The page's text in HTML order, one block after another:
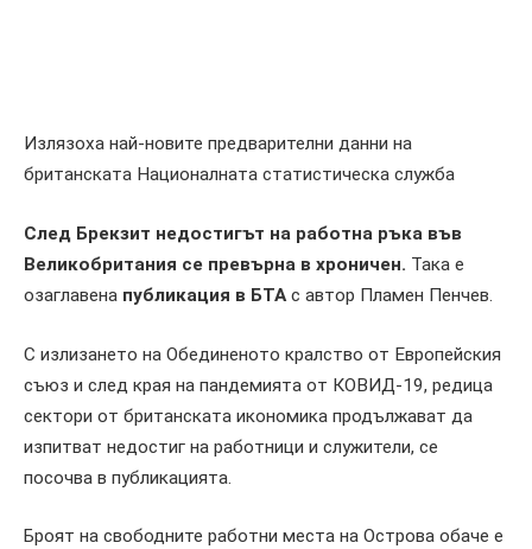
Излязоха най-новите предварителни данни на
британската Националната статистическа служба
След Брекзит недостигът на работна ръка във
Великобритания се превърна в хроничен. Така е
озаглавена публикация в БТАс автор Пламен Пенчев.
С излизането на Обединеното кралство от Европейския
съюз и след края на пандемията от КОВИД-19, редица
сектори от британската икономика продължават да
изпитват недостиг на работници и служители, се
посочва в публикацията.
Броят на свободните работни места на Острова обаче е